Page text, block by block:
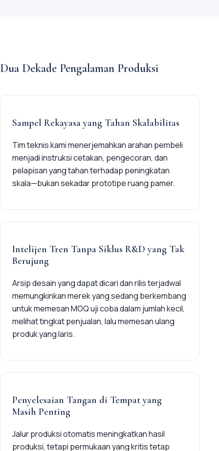
Dua Dekade Pengalaman Produksi
Sampel Rekayasa yang Tahan Skalabilitas
Tim teknis kami menerjemahkan arahan pembeli
menjadi instruksi cetakan, pengecoran, dan
pelapisan yang tahan terhadap peningkatan
skala—bukan sekadar prototipe ruang pamer.
Intelijen Tren Tanpa Siklus R&D yang Tak
Berujung
Arsip desain yang dapat dicari dan rilis terjadwal
memungkinkan merek yang sedang berkembang
untuk memesan MOQ uji coba dalam jumlah kecil,
melihat tingkat penjualan, lalu memesan ulang
produk yang laris.
Penyelesaian Tangan di Tempat yang
Masih Penting
Jalur produksi otomatis meningkatkan hasil
produksi, tetapi permukaan yang kritis tetap